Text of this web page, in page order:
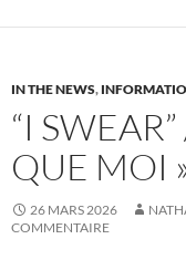
IN THE NEWS,
“I
QUE MOI
26 MARS 2026
COMMENTAIRE